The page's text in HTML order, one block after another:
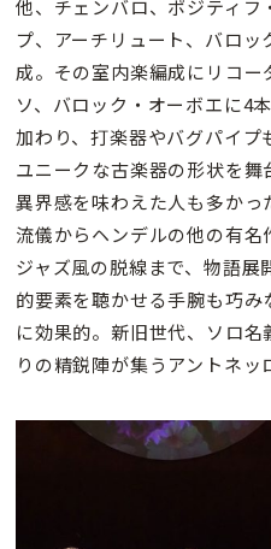
他、チェンバロ、ポジティフ
プ、アーチリュート、バロ
成。その室内楽編成にリコ
ソ、バロック・オーボエに4
加わり、打楽器やバグパイプ
ユニークな古楽器の形状を
異界感を味わえた人も多か
流儀からヘンデルの他の有
ジャズ風の脱線まで、物語
的要素を聴かせる手腕も巧
に効果的。新旧世代、ソロ
りの精鋭陣が集うアントネッ